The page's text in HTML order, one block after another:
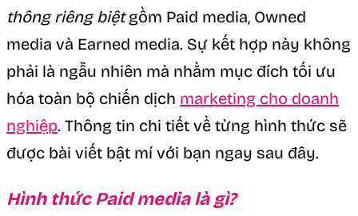
thông riêng biệtgồm Paid media, Owned
media và Earned media. Sự kết hợp này không
phải là ngẫu nhiên mà nhằm mục đích tối ưu
hóa toàn bộ chiến dịch marketing cho doanh
nghiệp. Thông tin chi tiết về từng hình thức sẽ
được bài viết bật mí với bạn ngay sau đây.
Hình thức Paid media là gì?